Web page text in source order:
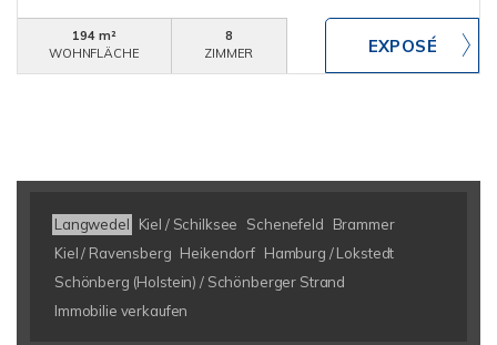
194 m²
WOHNFLÄCHE
8
ZIMMER
Langwedel Kiel / Schilksee Schenefeld
Brammer
Kiel / Ravensberg Heikendorf Hamburg / Lokstedt
Schönberg (Holstein) / Schönberger Strand
Immobilie verkaufen